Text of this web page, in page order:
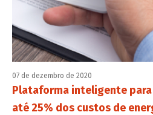
07 de dezembro de 2020
Plataforma inteligente
até 25% dos custos de